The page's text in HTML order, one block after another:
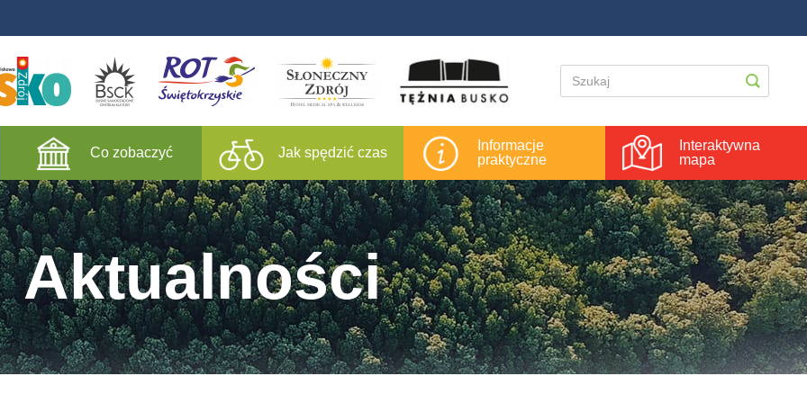
Co zobaczyć Jak spędzić czas
Informacje
praktyczne
Interaktywna
mapa
Aktualności